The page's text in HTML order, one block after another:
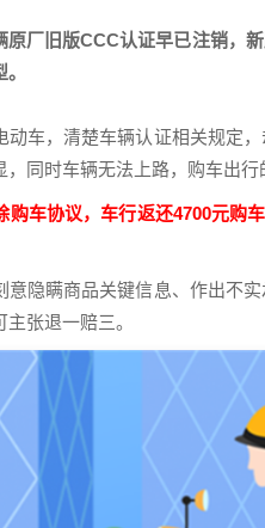
原厂旧版CCC认证早已注销，
动车，清楚车辆认证相关规定
同时车辆无法上路，购车出
购车协议，车行返还4700元购
意隐瞒商品关键信息、作出不
张退一赔三。